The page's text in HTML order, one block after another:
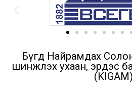
Бүгд Найрамдах
шинжлэх ухаан, эрдэс
(KIGAM)